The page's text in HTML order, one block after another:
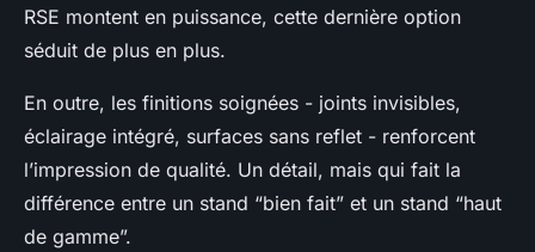
RSE montent en puissance, cette dernière option
séduit de plus en plus.
En outre, les finitions soignées - joints invisibles,
éclairage intégré, surfaces sans reflet - renforcent
l’impression de qualité. Un détail, mais qui fait la
différence entre un stand “bien fait” et un stand “haut
de gamme”.